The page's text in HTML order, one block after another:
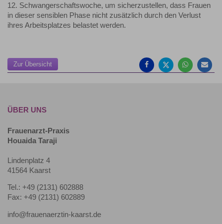
12. Schwangerschaftswoche, um sicherzustellen, dass Frauen
in dieser sensiblen Phase nicht zusätzlich durch den Verlust
ihres Arbeitsplatzes belastet werden.
Zur Übersicht
teilen
teilen
teilen
ÜBER UNS
Frauenarzt-Praxis
Houaida Taraji
Lindenplatz 4
41564 Kaarst
Tel.: +49 (2131) 602888
Fax: +49 (2131) 602889
info@frauenaerztin-kaarst.de